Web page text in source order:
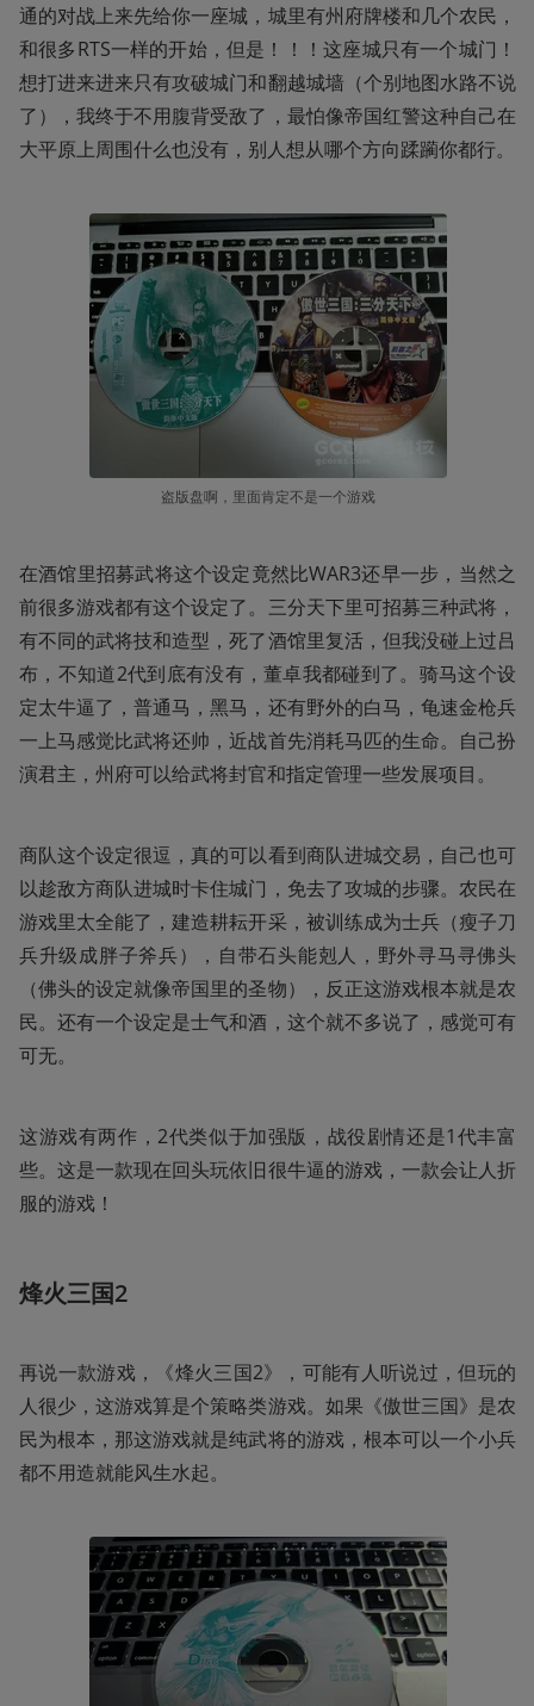
通的对战上来先给你一座城，城里有州府牌楼和几个农民，
和很多RTS一样的开始，但是！！！这座城只有一个城门！
想打进来进来只有攻破城门和翻越城墙（个别地图水路不说
了），我终于不用腹背受敌了，最怕像帝国红警这种自己在
大平原上周围什么也没有，别人想从哪个方向蹂躏你都行。
盗版盘啊，里面肯定不是一个游戏
在酒馆里招募武将这个设定竟然比WAR3还早一步，当然之
前很多游戏都有这个设定了。三分天下里可招募三种武将，
有不同的武将技和造型，死了酒馆里复活，但我没碰上过吕
布，不知道2代到底有没有，董卓我都碰到了。骑马这个设
定太牛逼了，普通马，黑马，还有野外的白马，龟速金枪兵
一上马感觉比武将还帅，近战首先消耗马匹的生命。自己扮
演君主，州府可以给武将封官和指定管理一些发展项目。
商队这个设定很逗，真的可以看到商队进城交易，自己也可
以趁敌方商队进城时卡住城门，免去了攻城的步骤。农民在
游戏里太全能了，建造耕耘开采，被训练成为士兵（瘦子刀
兵升级成胖子斧兵），自带石头能剋人，野外寻马寻佛头
（佛头的设定就像帝国里的圣物），反正这游戏根本就是农
民。还有一个设定是士气和酒，这个就不多说了，感觉可有
可无。
这游戏有两作，2代类似于加强版，战役剧情还是1代丰富
些。这是一款现在回头玩依旧很牛逼的游戏，一款会让人折
服的游戏！
烽火三国2
再说一款游戏，《烽火三国2》，可能有人听说过，但玩的
人很少，这游戏算是个策略类游戏。如果《傲世三国》是农
民为根本，那这游戏就是纯武将的游戏，根本可以一个小兵
都不用造就能风生水起。